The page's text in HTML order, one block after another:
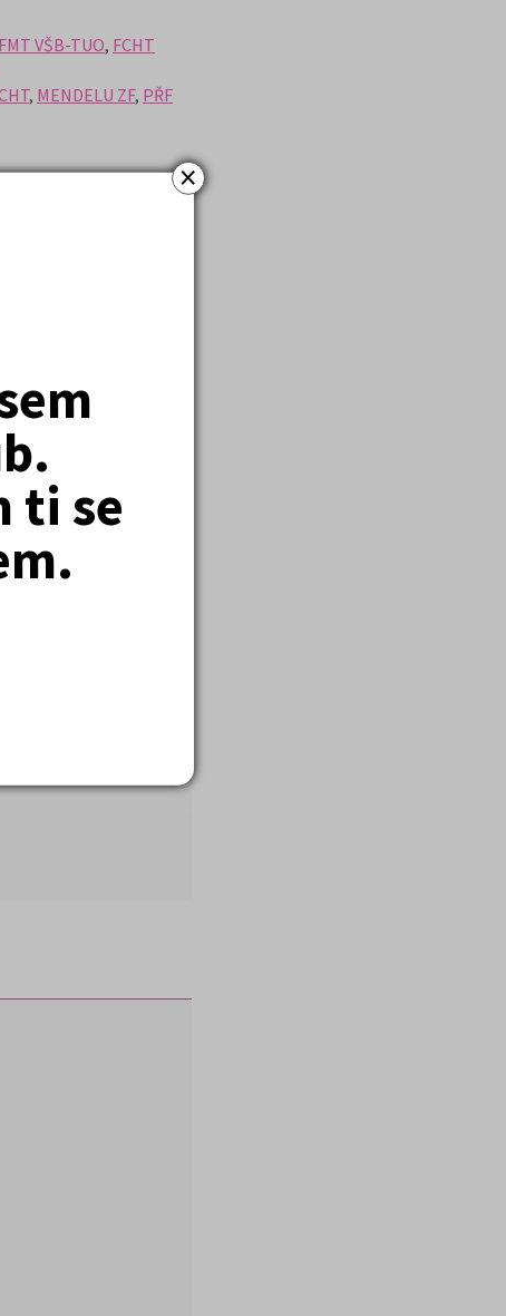
×
ti se
FMT VŠB-TUO, FCHT
, MENDELU ZF, PŘF